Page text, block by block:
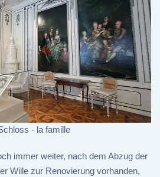
- la famille
immer weiter, nach dem Abzug der
Wille zur Renovierung vorhanden,